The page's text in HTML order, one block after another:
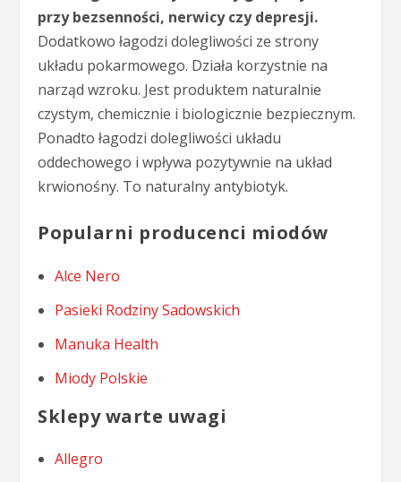
przy bezsenności, nerwicy czy depresji.
Dodatkowo łagodzi dolegliwości ze strony
układu pokarmowego. Działa korzystnie na
narząd wzroku. Jest produktem naturalnie
czystym, chemicznie i biologicznie bezpiecznym.
Ponadto łagodzi dolegliwości układu
oddechowego i wpływa pozytywnie na układ
krwionośny. To naturalny antybiotyk.
Popularni producenci miodów
Alce Nero
Pasieki Rodziny Sadowskich
Manuka Health
Miody Polskie
Sklepy warte uwagi
Allegro